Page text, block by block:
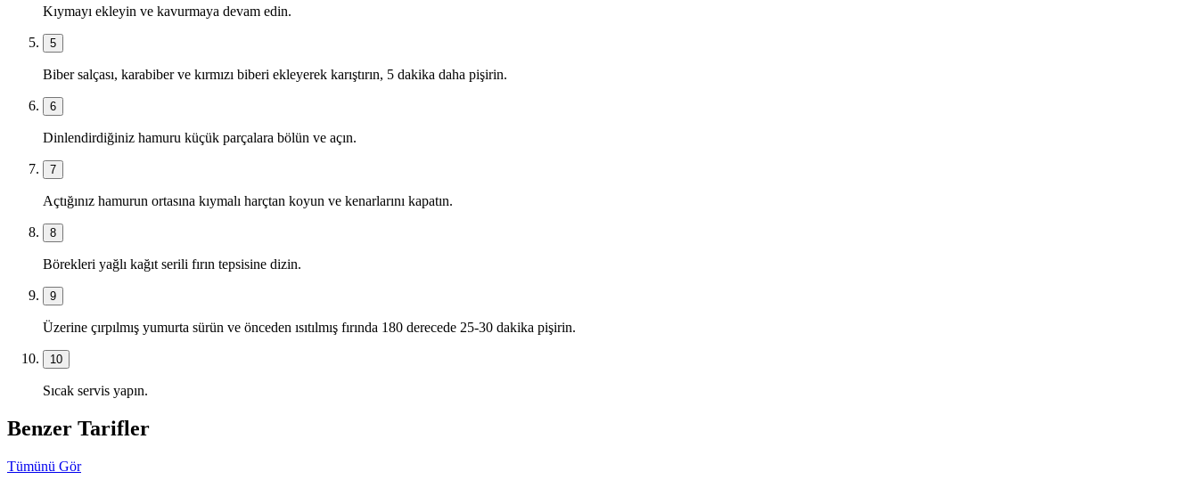
Kıymayı ekleyin ve kavurmaya devam edin.
5
Biber salçası, karabiber ve kırmızı biberi ekleyerek karıştırın, 5 dakika daha pişirin.
6
Dinlendirdiğiniz hamuru küçük parçalara bölün ve açın.
7
Açtığınız hamurun ortasına kıymalı harçtan koyun ve kenarlarını kapatın.
8
Börekleri yağlı kağıt serili fırın tepsisine dizin.
9
Üzerine çırpılmış yumurta sürün ve önceden ısıtılmış fırında 180 derecede 25-30 dakika pişirin.
10
Sıcak servis yapın.
Benzer Tarifler
Tümünü Gör